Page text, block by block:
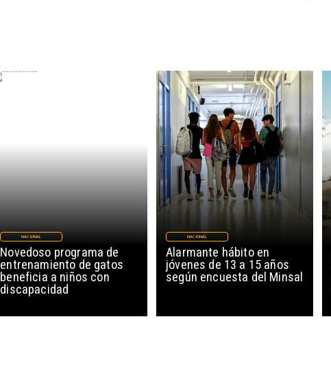
Novedoso programa de
entrenamiento de gatos
beneficia a niños con
discapacidad
NACIONAL
Alarmante hábito en
jóvenes de 13 a 15 años
según encuesta del Minsal
NACIONAL